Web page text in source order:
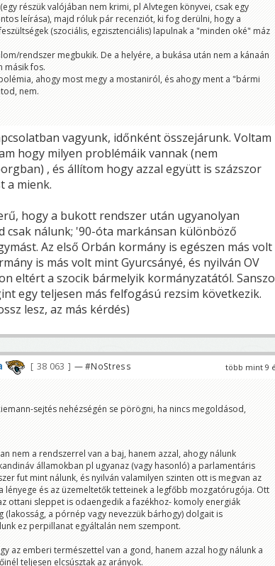
részük valójában nem krimi, pl Alvtegen könyvei, csak egy
leírása), majd róluk pár recenziót, ki fog derülni, hogy a
(szociális, egzisztenciális) lapulnak a "minden oké" máz
rendszer megbukik. De a helyére, a bukása után nem a kánaán
másik fos.
ahogy most megy a mostaniról, és ahogy ment a "bármi
nem.
vagyunk, időnként összejárunk. Voltam
hogy milyen problémáik vannak (nem
, és állítom hogy azzal együtt is százszor
a mienk.
hogy a bukott rendszer után ugyanolyan
csak nálunk; '90-óta markánsan különböző
Az első Orbán kormány is egészen más volt
is más volt mint Gyurcsányé, és nyilván OV
eltért a szocik bármelyik kormányzatától.
egy teljesen más felfogású rezsim következik.
lesz, az más kérdés)
több mint 9
38 063 — #NoStress
sejtés nehézségén se pörögni, ha nincs megoldásod,
nem a rendszerrel van a baj, hanem azzal, ahogy nálunk
államokban pl ugyanaz (vagy hasonló) a parlamentáris
fut mint nálunk, és nyilván valamilyen szinten ott is megvan az
lényege és az üzemeltetők tetteinek a legfőbb mozgatórugója. Ott
ottani sleppet is odaengedik a fazékhoz- komoly energiák
(lakosság, a pórnép vagy nevezzük bárhogy) dolgait is
ez perpillanat egyáltalán nem szempont.
az emberi természettel van a gond, hanem azzal hogy nálunk a
teljesen elcsúsztak az arányok.